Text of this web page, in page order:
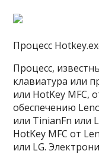
Процесс
Процесс,
клавиатура или
или HotKey MFC,
обеспечению
или TinianFn или
HotKey MFC от
или LG.